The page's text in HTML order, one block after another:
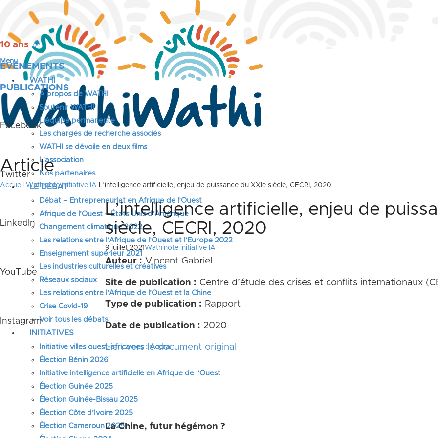
10 ans 🎉
ÉVÉNEMENTS
PUBLICATIONS
Facebook
Twitter
LinkedIn
YouTube
Instagram
Menu
WATHI
A propos de WATHI
Soutenir WATHI
L’équipe permanente
Les chargés de recherche associés
WATHI se dévoile en deux films
L’association
Nos partenaires
LE DÉBAT
Débat – Entrepreneuriat en Afrique de l’Ouest
Afrique de l’Ouest – États Unis d’Amérique
Changement climatique 2022
Les relations entre l’Afrique de l’Ouest et l’Europe 2022
Enseignement supérieur 2021
Les industries culturelles et créatives
Réseaux sociaux
Les relations entre l’Afrique de l’Ouest et la Chine
Crise Covid-19
Voir tous les débats
INITIATIVES
Initiative villes ouest-africaines : Accra
Élection Bénin 2026
Initiative intelligence artificielle en Afrique de l’Ouest
Élection Guinée 2025
Élection Guinée-Bissau 2025
Élection Côte d’Ivoire 2025
Élection Cameroun 2025
Article
Accueil Wathinote initiative IA L’intelligence artificielle, enjeu de puissance du XXIe siècle, CECRI, 2020
L’intelligence artificielle, enjeu de
siècle, CECRI, 2020
9 juillet 2021 Wathinote initiative IA
Auteur : Vincent Gabriel
Site de publication : Centre d’étude des crises et conflits internationaux
Type de publication : Rapport
Date de publication : 2020
Lien vers le document original
La Chine, futur hégémon ?